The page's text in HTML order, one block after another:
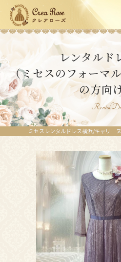
レンタルド
（ミセスのフォーマ
の方向
Rental